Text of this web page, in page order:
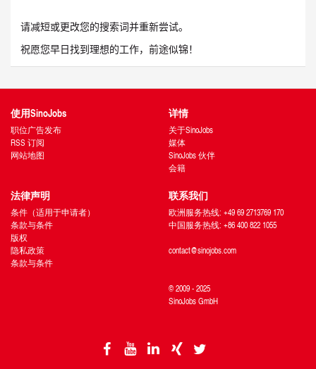
请减短或更改您的搜索词并重新尝试。
祝愿您早日找到理想的工作，前途似锦！
使用SinoJobs
职位广告发布
RSS 订阅
网站地图
详情
关于SinoJobs
媒体
SinoJobs 伙伴
会籍
法律声明
条件（适用于申请者）
条款与条件
版权
隐私政策
条款与条件
联系我们
欧洲服务热线: +49 69 2713769 170
中国服务热线: +86 400 822 1055
contact@sinojobs.com
© 2009 - 2025
SinoJobs GmbH